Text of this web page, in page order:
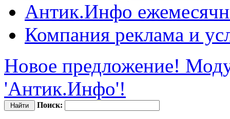
Антик.Инфо
Компания реклама и
Новое предложение!
'Антик.Инфо'!
Поиск: